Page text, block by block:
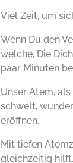
Viel Zeit, um
Wenn Du den
welche, Die
paar Minuten
Unser Atem,
schwelt,
eröffnen.
Mit tiefen
gleichzeitig